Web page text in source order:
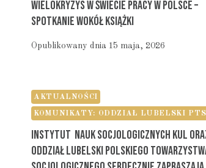
Wielokryzys W Świecie Pracy W Polsce –
Spotkanie Wokół Książki
Opublikowany dnia 15 maja, 2026
AKTUALNOŚCI
KOMUNIKATY: ODDZIAŁ LUBELSKI PTS
Instytut Nauk Socjologicznych KUL
Oddział Lubelski Polskiego